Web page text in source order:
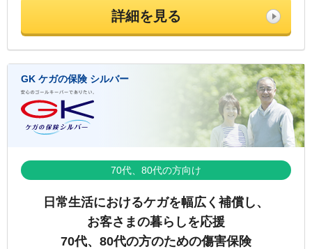
詳細を見る
GK ケガの保険 シルバー
70代、80代の方向け
日常生活におけるケガを幅広く補償し、
お客さまの暮らしを応援
70代、80代の方のための傷害保険